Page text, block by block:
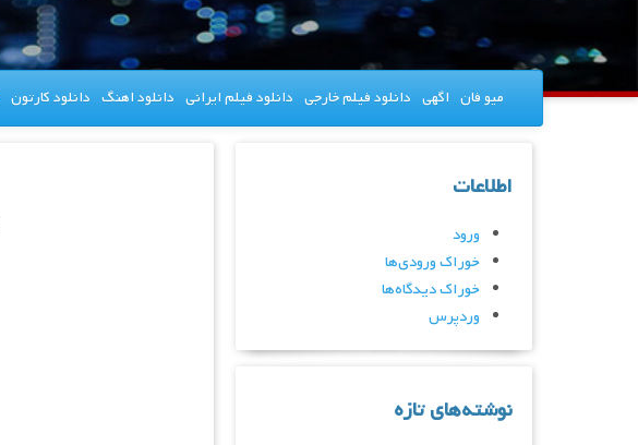
میو فان اگهی دانلود فیلم خارجی دانلود فیلم ایرانی دانلود اهنگ دانلود کارتون
اطلاعات
ورود
خوراک ورودی‌ها
خوراک دیدگاه‌ها
وردپرس
نوشته‌های تازه